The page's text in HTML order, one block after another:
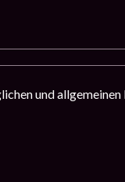
und